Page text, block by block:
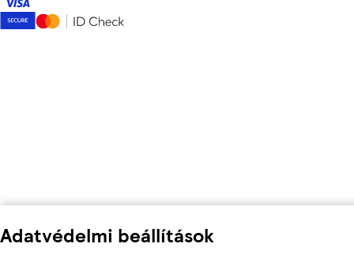
Adatvédelmi beállítások